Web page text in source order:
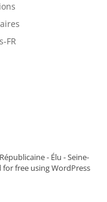
FR
- Élu - Seine-
free using WordPress